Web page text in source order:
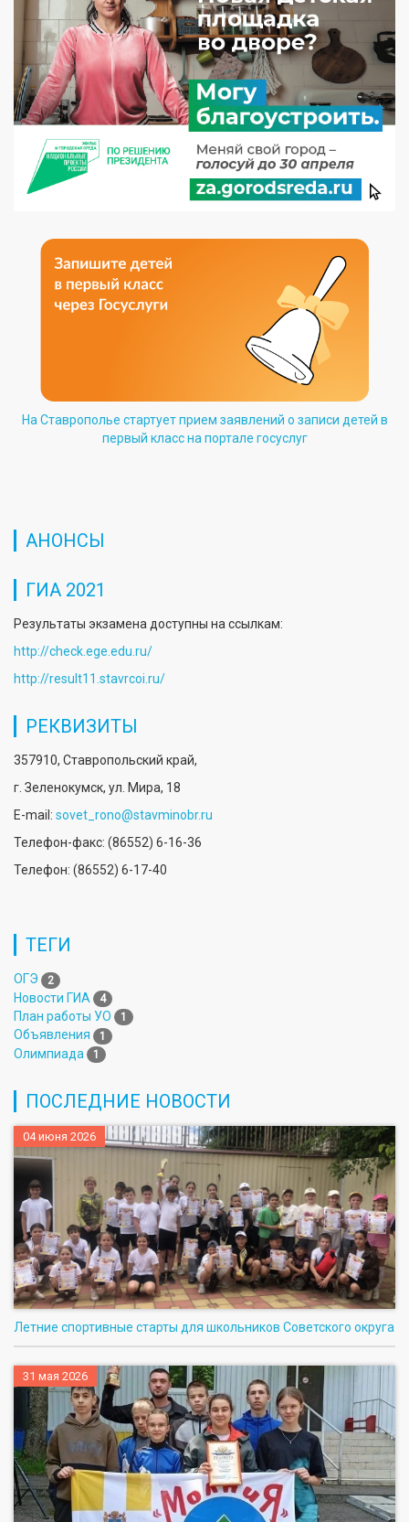
На Ставрополье стартует прием заявлений о записи детей в
первый класс на портале госуслуг
АНОНСЫ
ГИА 2021
Результаты экзамена доступны на ссылкам:
http://check.ege.edu.ru/
http://result11.stavrcoi.ru/
РЕКВИЗИТЫ
357910, Ставропольский край,
г. Зеленокумск, ул. Мира, 18
E-mail: sovet_rono@stavminobr.ru
Телефон-факс: (86552) 6-16-36
Телефон: (86552) 6-17-40
ТЕГИ
ОГЭ 2
Новости ГИА 4
План работы УО 1
Объявления 1
Олимпиада 1
ПОСЛЕДНИЕ НОВОСТИ
04 июня 2026
Летние спортивные старты для школьников Советского округа
31 мая 2026